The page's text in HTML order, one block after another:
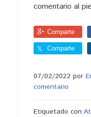
comentario al
Comparte
Comparte
07/02/2022 por
comentario
Etiquetado con: